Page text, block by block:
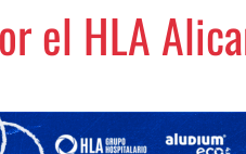
el HLA